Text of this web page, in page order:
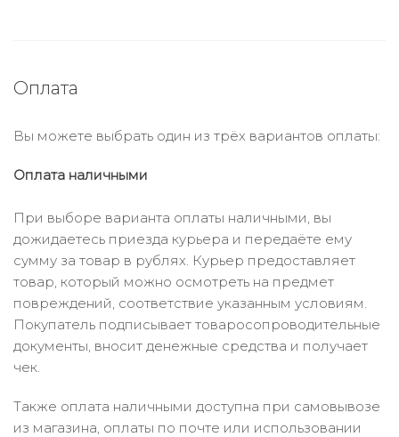
Оплата
Вы можете выбрать один из трёх вариантов оплаты:
Оплата наличными
При выборе варианта оплаты наличными, вы
дожидаетесь приезда курьера и передаёте ему
сумму за товар в рублях. Курьер предоставляет
товар, который можно осмотреть на предмет
повреждений, соответствие указанным условиям.
Покупатель подписывает товаросопроводительные
документы, вносит денежные средства и получает
чек.
Также оплата наличными доступна при самовывозе
из магазина, оплаты по почте или использовании